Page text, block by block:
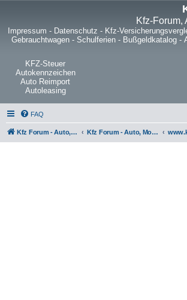
Kfz-Forum,
Impressum - Datenschutz - Kfz-
Gebrauchtwagen- Schulferien- Bußgeldkatalog-
KFZ-Steuer
Autokennzeichen
Auto Reimport
Autoleasing
FAQ
Kfz Forum - Auto, Motorrad und LKW Kfz Forum - Auto, Motorrad und LKW